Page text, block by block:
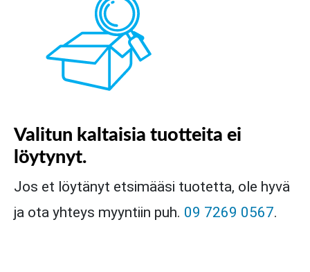
Valitun kaltaisia tuotteita ei
löytynyt.
Jos et löytänyt etsimääsi tuotetta, ole hyvä
ja ota yhteys myyntiin puh. 09 7269 0567.